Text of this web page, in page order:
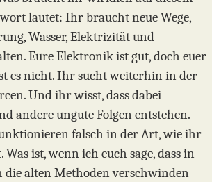
lautet: Ihr braucht neue Wege,
Wasser, Elektrizität und
Eure Elektronik ist gut, doch euer
es nicht. Ihr sucht weiterhin in der
Und ihr wisst, dass dabei
andere ungute Folgen entstehen.
falsch in der Art, wie ihr
ist, wenn ich euch sage, dass in
die alten Methoden verschwinden